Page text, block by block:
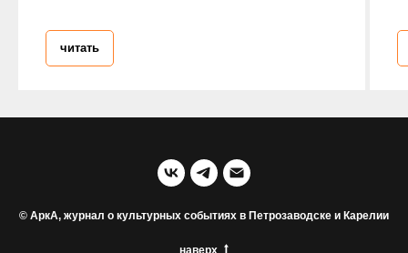
читать
© АркА, журнал о культурных событиях в Петрозаводске и Карелии